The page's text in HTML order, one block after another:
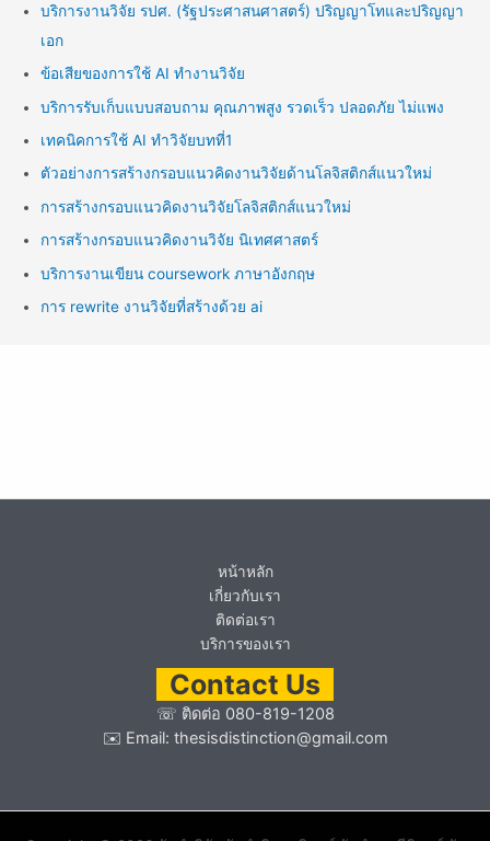
บริการงานวิจัย รปศ. (รัฐประศาสนศาสตร์) ปริญญาโทและปริญญา
เอก
ข้อเสียของการใช้ AI ทำงานวิจัย
บริการรับเก็บแบบสอบถาม คุณภาพสูง รวดเร็ว ปลอดภัย ไม่แพง
เทคนิคการใช้ AI ทำวิจัยบทที่1
ตัวอย่างการสร้างกรอบแนวคิดงานวิจัยด้านโลจิสติกส์แนวใหม่
การสร้างกรอบแนวคิดงานวิจัยโลจิสติกส์แนวใหม่
การสร้างกรอบแนวคิดงานวิจัย นิเทศศาสตร์
บริการงานเขียน coursework ภาษาอังกฤษ
การ rewrite งานวิจัยที่สร้างด้วย ai
หน้าหลัก
เกี่ยวกับเรา
ติดต่อเรา
บริการของเรา
Contact Us
☏ ติดต่อ 080-819-1208
✉️ Email: thesisdistinction@gmail.com